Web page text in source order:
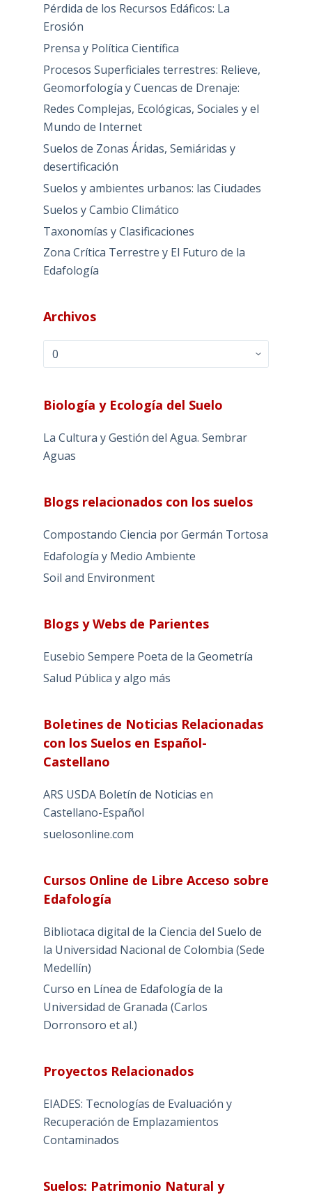
Pérdida de los Recursos Edáficos: La
Erosión
Prensa y Política Científica
Procesos Superficiales terrestres: Relieve,
Geomorfología y Cuencas de Drenaje:
Redes Complejas, Ecológicas, Sociales y el
Mundo de Internet
Suelos de Zonas Áridas, Semiáridas y
desertificación
Suelos y ambientes urbanos: las Ciudades
Suelos y Cambio Climático
Taxonomías y Clasificaciones
Zona Crítica Terrestre y El Futuro de la
Edafología
Archivos
Archivos
Biología y Ecología del Suelo
La Cultura y Gestión del Agua. Sembrar
Aguas
Blogs relacionados con los suelos
Compostando Ciencia por Germán Tortosa
Edafología y Medio Ambiente
Soil and Environment
Blogs y Webs de Parientes
Eusebio Sempere Poeta de la Geometría
Salud Pública y algo más
Boletines de Noticias Relacionadas
con los Suelos en Español-
Castellano
ARS USDA Boletín de Noticias en
Castellano-Español
suelosonline.com
Cursos Online de Libre Acceso sobre
Edafología
Bibliotaca digital de la Ciencia del Suelo de
la Universidad Nacional de Colombia (Sede
Medellín)
Curso en Línea de Edafología de la
Universidad de Granada (Carlos
Dorronsoro et al.)
Proyectos Relacionados
EIADES: Tecnologías de Evaluación y
Recuperación de Emplazamientos
Contaminados
Suelos: Patrimonio Natural y